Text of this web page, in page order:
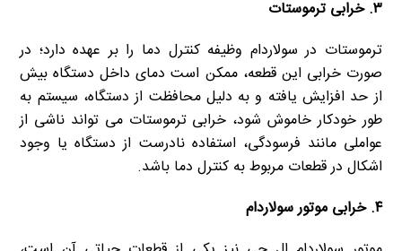
۳. خرابی ترموستات
ترموستات در سولاردام وظیفه کنترل دما را بر عهده دارد؛ در
صورت خرابی این قطعه، ممکن است دمای داخل دستگاه بیش
از حد افزایش یافته و به دلیل محافظت از دستگاه، سیستم به
طور خودکار خاموش شود، خرابی ترموستات می تواند ناشی از
عواملی مانند فرسودگی، استفاده نادرست از دستگاه یا وجود
اشکال در قطعات مربوط به کنترل دما باشد.
۴. خرابی موتور سولاردام